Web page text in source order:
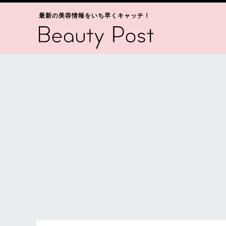
最新の美容情報をいち早くキャッチ！